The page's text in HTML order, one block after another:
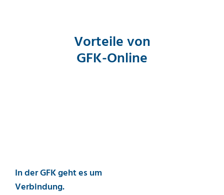
Vorteile von
GFK-Online
In der GFK geht es um
Verbindung.